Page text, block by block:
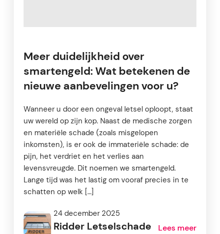
Meer duidelijkheid over
smartengeld: Wat betekenen de
nieuwe aanbevelingen voor u?
Wanneer u door een ongeval letsel oploopt, staat
uw wereld op zijn kop. Naast de medische zorgen
en materiële schade (zoals misgelopen
inkomsten), is er ook de immateriële schade: de
pijn, het verdriet en het verlies aan
levensvreugde. Dit noemen we smartengeld.
Lange tijd was het lastig om vooraf precies in te
schatten op welk […]
24 december 2025
Ridder Letselschade Lees meer